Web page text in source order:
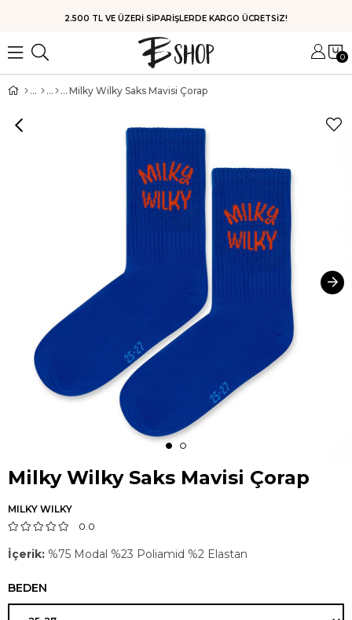
HIZLI KARGO
0
Milky Wilky Saks Mavisi Çorap
Milky Wilky Saks Mavisi Çorap
MILKY WILKY
0.0
İçerik: %75 Modal %23 Poliamid %2 Elastan
BEDEN